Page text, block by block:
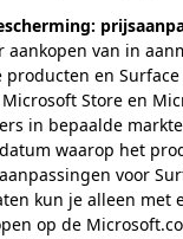
aankopen van in
producten en
Store en
in bepaalde
waarop het
voor
kun je alleen met
op de